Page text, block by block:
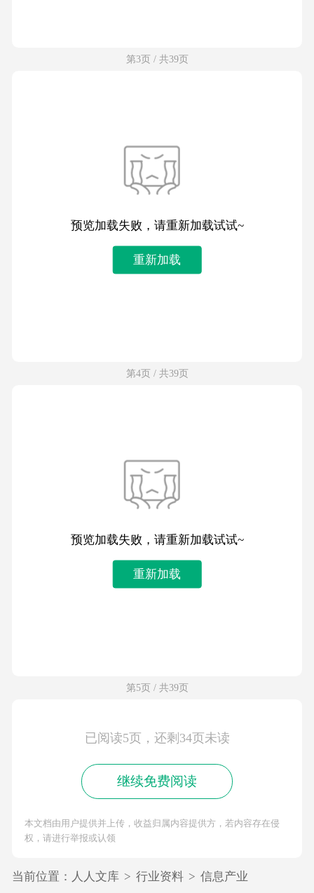
第3页 / 共39页
预览加载失败，请重新加载试试~
重新加载
第4页 / 共39页
预览加载失败，请重新加载试试~
重新加载
第5页 / 共39页
已阅读5页，还剩34页未读
继续免费阅读
本文档由用户提供并上传，收益归属内容提供方，若内容存在侵
权，请进行举报或认领
当前位置： 人人文库 > 行业资料 > 信息产业